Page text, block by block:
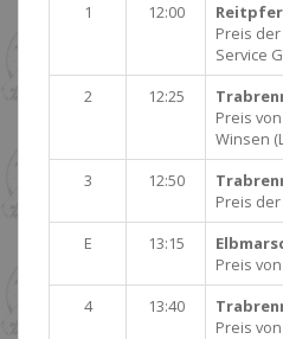
1
12:00
Preis
Service
2
12:25
Preis
Winsen
3
12:50
Preis
E
13:15
Preis
4
13:40
Preis